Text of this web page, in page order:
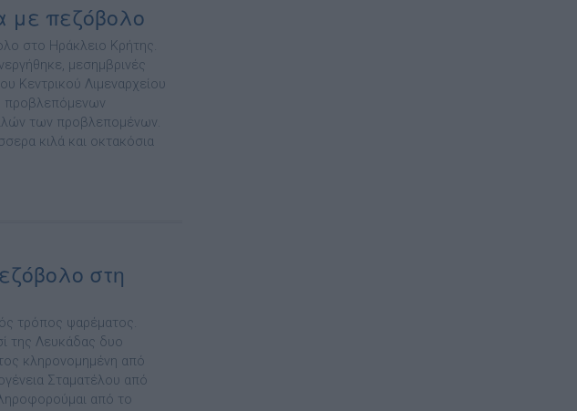
πεζόβολο
στο Ηράκλειο Κρήτης.
μεσημβρινές
Κεντρικού Λιμεναρχείου
προβλεπόμενων
των προβλεπομένων.
κιλά και οκτακόσια
στη
τρόπος ψαρέματος.
της Λευκάδας δυο
κληρονομημένη από
Σταματέλου από
από το